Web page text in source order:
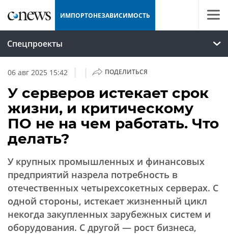
ИМПОРТОНЕЗАВИСИМОСТЬ
Спецпроекты
06 авг 2025 15:42 | | ПОДЕЛИТЬСЯ
У серверов истекает срок
жизни, и критическому
ПО не на чем работать. Что
делать?
У крупных промышленных и финансовых
предприятий назрела потребность в
отечественных четырехсокетных серверах. С
одной стороны, истекает жизненный цикл
некогда закупленных зарубежных систем и
оборудования. С другой — рост бизнеса,